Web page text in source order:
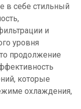
в себе стильный
и
уровня
продолжение
которые
охлаждения,